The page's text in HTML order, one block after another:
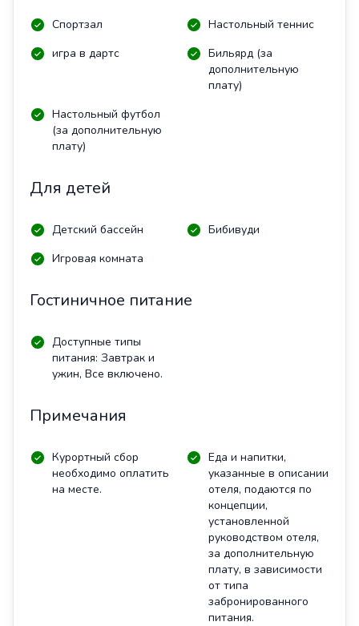
Спортзал
Настольный теннис
игра в дартс
Бильярд (за
дополнительную
плату)
Настольный футбол
(за дополнительную
плату)
Для детей
Детский бассейн
Бибивуди
Игровая комната
Гостиничное питание
Доступные типы
питания: Завтрак и
ужин, Все включено.
Примечания
Курортный сбор
необходимо оплатить
на месте.
Еда и напитки,
указанные в описании
отеля, подаются по
концепции,
установленной
руководством отеля,
за дополнительную
плату, в зависимости
от типа
забронированного
питания.